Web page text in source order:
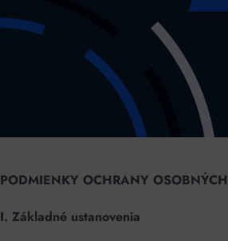
PODMIENKY OCHRANY
I. Základné ustanovenia